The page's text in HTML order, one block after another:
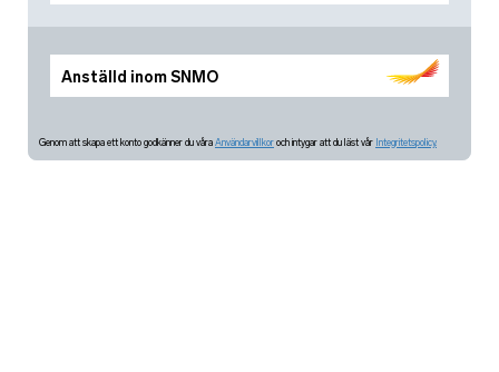
Anställd inom SNMO
Genom att skapa ett konto godkänner du våra Användarvillkor och intygar att du läst vår Integritetspolicy.